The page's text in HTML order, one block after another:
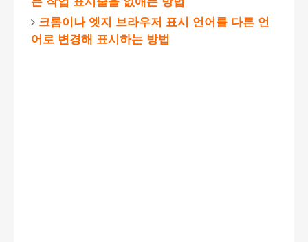
크롬이나 엣지 브라우저 표시 언어를 다른 언
어로 변경해 표시하는 방법